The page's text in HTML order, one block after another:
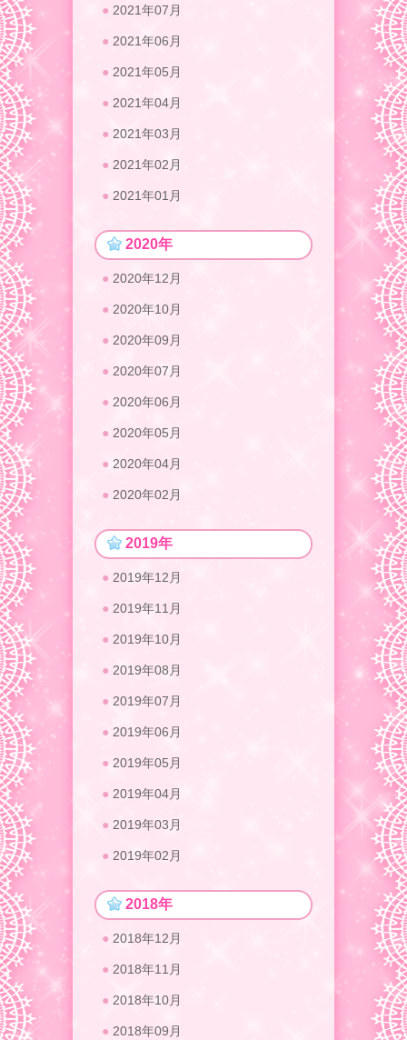
2021年07月
2021年06月
2021年05月
2021年04月
2021年03月
2021年02月
2021年01月
2020年
2020年12月
2020年10月
2020年09月
2020年07月
2020年06月
2020年05月
2020年04月
2020年02月
2019年
2019年12月
2019年11月
2019年10月
2019年08月
2019年07月
2019年06月
2019年05月
2019年04月
2019年03月
2019年02月
2018年
2018年12月
2018年11月
2018年10月
2018年09月